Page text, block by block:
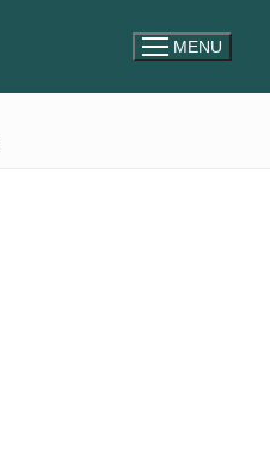
MENU